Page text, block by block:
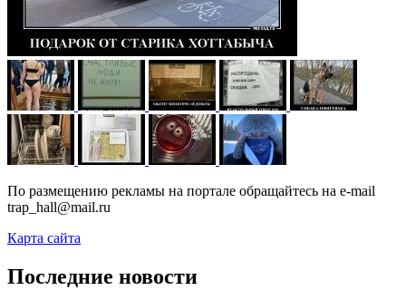
По размещению рекламы на портале обращайтесь на e-mail
trap_hall@mail.ru
Карта сайта
Последние новости